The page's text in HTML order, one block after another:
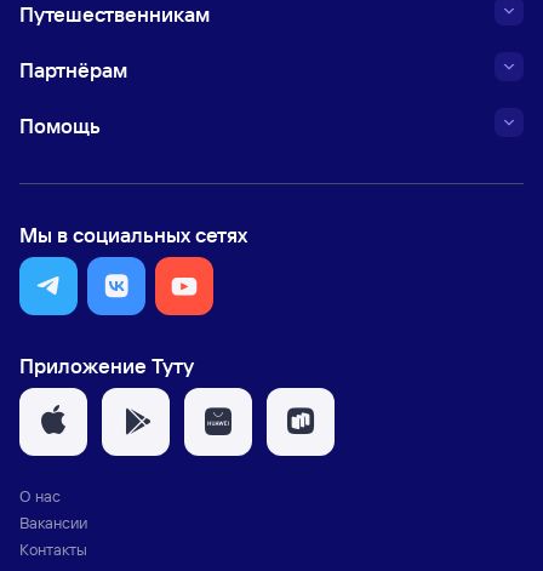
Путешественникам
Партнёрам
Помощь
Мы в социальных сетях
Приложение Туту
О нас
Вакансии
Контакты